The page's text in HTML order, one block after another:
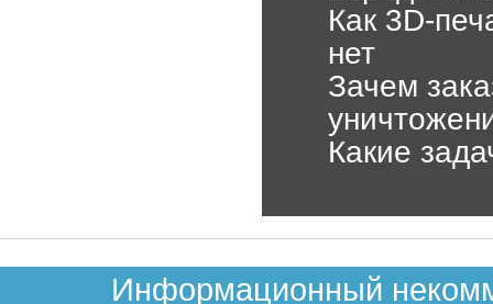
Как 3D-
нет
Зачем
Какие
Информационный